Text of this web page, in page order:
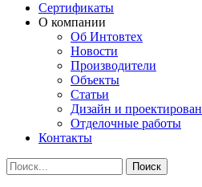
Сертификаты
О компании
Об Интовтех
Новости
Производители
Объекты
Статьи
Дизайн и
Отделочные работы
Контакты